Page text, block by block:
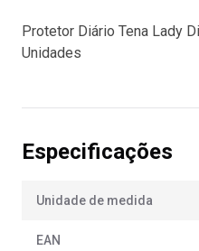
Protetor Diário Tena Lady
Unidades
Especificações
Unidade de medida
EAN